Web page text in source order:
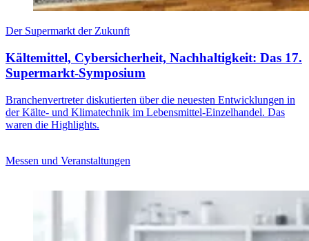
Der Supermarkt der Zukunft
Kältemittel, Cybersicherheit, Nachhaltigkeit: Das 17.
Supermarkt-Symposium
Branchenvertreter diskutierten über die neuesten Entwicklungen in
der Kälte- und Klimatechnik im Lebensmittel-Einzelhandel. Das
waren die Highlights.
Messen und Veranstaltungen